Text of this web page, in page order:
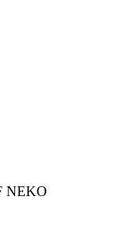
NEKO